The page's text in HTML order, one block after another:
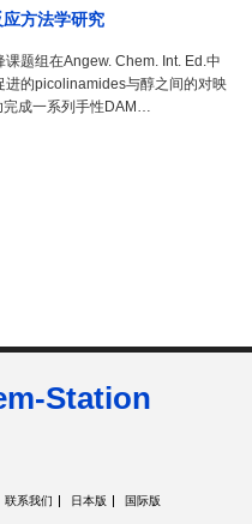
方法学研究
题组在Angew. Chem. Int. Ed.中
进的picolinamides与醇之间的对映
完成一系列手性DAM…
Station
联系我们 日本版 国际版